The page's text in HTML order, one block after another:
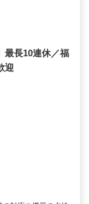
最長10連休／福
迎